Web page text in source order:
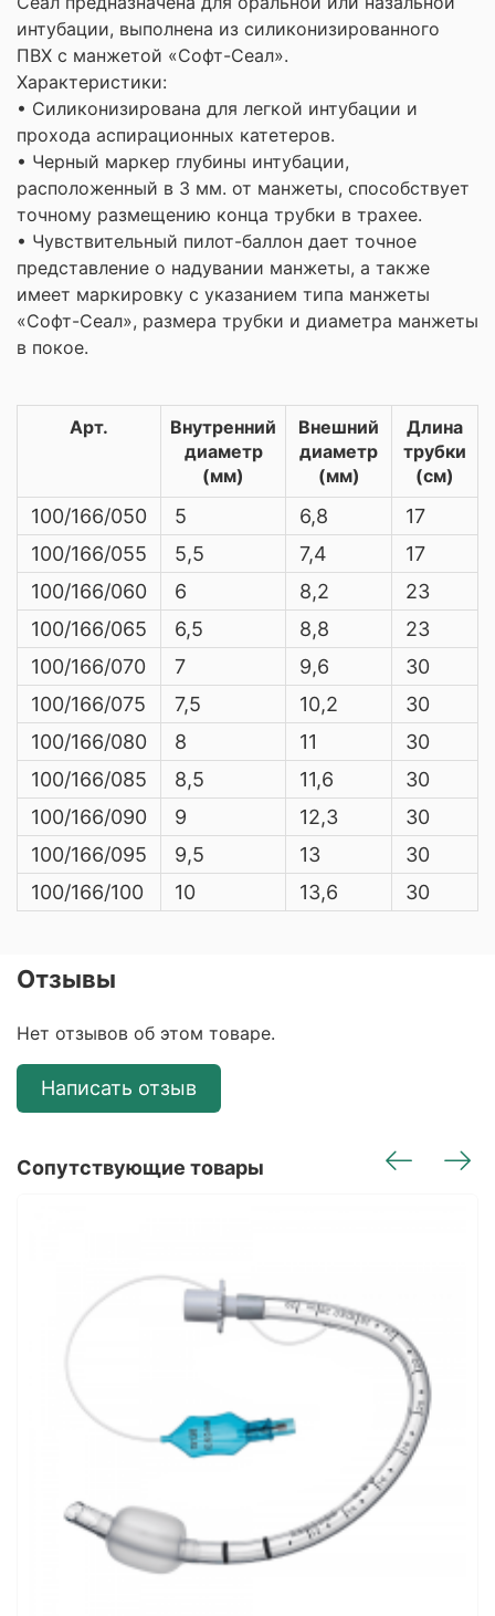
интубации, выполнена из силиконизированного
ПВХ с манжетой «Софт-Сеал».
Характеристики:
• Силиконизирована для легкой интубации и
прохода аспирационных катетеров.
• Черный маркер глубины интубации,
расположенный в 3 мм. от манжеты, способствует
точному размещению конца трубки в трахее.
• Чувствительный пилот-баллон дает точное
представление о надувании манжеты, а также
имеет маркировку с указанием типа манжеты
«Софт-Сеал», размера трубки и диаметра манжеты
в покое.
Арт.
Внутренний
диаметр
(мм)
Внешний
диаметр
(мм)
Длина
трубки
(см)
100/166/050 5 6,8
17
100/166/055
5,5 7,4
17
100/166/060
6 8,2
23
100/166/065
6,5 8,8
23
100/166/070
7 9,6
30
100/166/075
7,5 10,2
30
100/166/080
8 11
30
100/166/085
8,5 11,6
30
100/166/090
9 12,3
30
100/166/095
9,5 13
30
100/166/100
10 13,6 30
Отзывы
Нет отзывов об этом товаре.
Написать отзыв
Сопутствующие товары